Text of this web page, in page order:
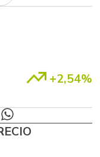
+2,54%